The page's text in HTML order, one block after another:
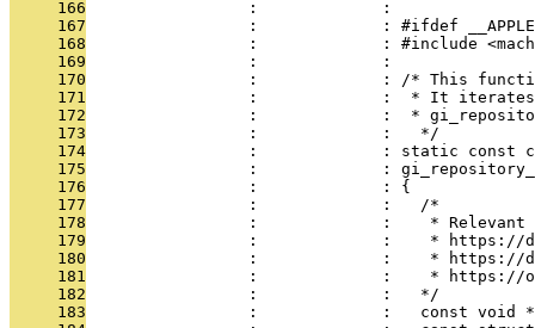
     166
                 :             :
     167
:             : #ifdef
     168
:             : #include
     169
                 :             :
     170
:             : /* This
     171
:             :  * It
     172
:             :  *
     173
                 :             :   */
     174
:             : static const
     175
:             :
     176
                 :             : {
     177
                 :             :   /*
     178
:             :    * Relevant
     179
:             :    *
     180
:             :    *
     181
:             :    *
     182
                 :             :   */
     183
:             :   const void